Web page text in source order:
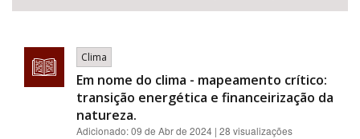
Clima
Em nome do clima - mapeamento crítico:
transição energética e financeirização da
natureza.
Adicionado:09 de Abr de 2024 | 28 visualizações